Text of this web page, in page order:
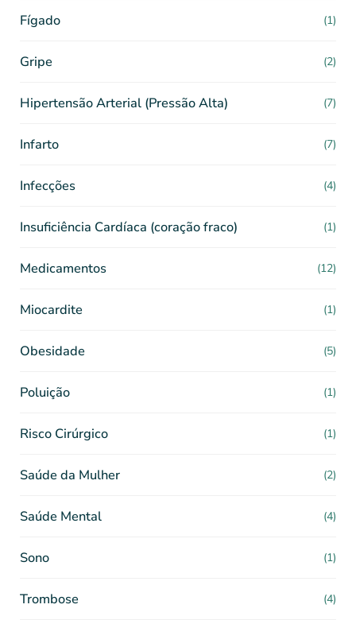
Fígado (1)
Gripe (2)
Hipertensão Arterial (Pressão Alta) (7)
Infarto (7)
Infecções (4)
Insuficiência Cardíaca (coração fraco) (1)
Medicamentos (12)
Miocardite (1)
Obesidade (5)
Poluição (1)
Risco Cirúrgico (1)
Saúde da Mulher (2)
Saúde Mental (4)
Sono (1)
Trombose (4)